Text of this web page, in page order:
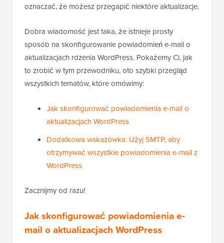
oznaczać, że możesz przegapić niektóre aktualizacje.
Dobra wiadomość jest taka, że istnieje prosty
sposób na skonfigurowanie powiadomień e-mail o
aktualizacjach rdzenia WordPress. Pokażemy Ci, jak
to zrobić w tym przewodniku, oto szybki przegląd
wszystkich tematów, które omówimy:
Jak skonfigurować powiadomienia e-mail o
aktualizacjach WordPress
Dodatkowa wskazówka: Użyj SMTP, aby
otrzymywać wszystkie powiadomienia e-mail z
WordPress
Zacznijmy od razu!
Jak skonfigurować powiadomienia e-
mail o aktualizacjach WordPress